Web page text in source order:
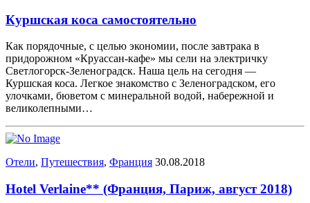
Куршская коса самостоятельно
Как порядочные, с целью экономии, после завтрака в
придорожном «Круассан-кафе» мы сели на электричку
Светлогорск-Зеленоградск. Наша цель на сегодня —
Куршская коса. Легкое знакомство с Зеленоградском, его
улочками, бюветом с минеральной водой, набережной и
великолепными…
Отели, Путешествия, Франция 30.08.2018
Hotel Verlaine** (Франция, Париж, август 2018)